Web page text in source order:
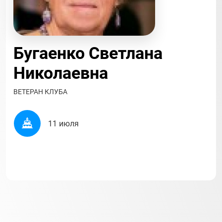
Бугаенко Светлана
Николаевна
ВЕТЕРАН КЛУБА
11 июля